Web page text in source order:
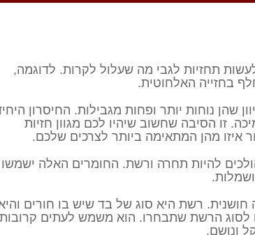
לעשות תחזיות לגבי מה שעלול לקרות. לדוגמה,
בחזייה האלחוטית.
שהן נוחות יותר ופחות מגבילות. החיסרון
זו הסיבה שחשוב שיהיו לכם מגוון חזיות
איזו מהן המתאימה ביותר לצרכים שלכם.
להיות תחרה ורשת. החומרים האלה ישמשו
חושנית. רשת היא סוג של בד שיש בו חורים
לסוג הרשת שתבחרו. הוא משמש לעתים קרובות
ונושם.